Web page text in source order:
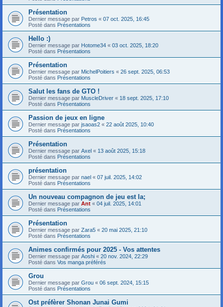
Présentation
Dernier message par Petros « 07 oct. 2025, 16:45
Posté dans Présentations
Hello :)
Dernier message par Hotome34 « 03 oct. 2025, 18:20
Posté dans Présentations
Présentation
Dernier message par MichelPoitiers « 26 sept. 2025, 06:53
Posté dans Présentations
Salut les fans de GTO !
Dernier message par MuscleDriver « 18 sept. 2025, 17:10
Posté dans Présentations
Passion de jeux en ligne
Dernier message par jsaoas2 « 22 août 2025, 10:40
Posté dans Présentations
Présentation
Dernier message par Axel « 13 août 2025, 15:18
Posté dans Présentations
présentation
Dernier message par nael « 07 juil. 2025, 14:02
Posté dans Présentations
Un nouveau compagnon de jeu est la;
Dernier message par Ant « 04 juil. 2025, 14:01
Posté dans Présentations
Présentation
Dernier message par Zara5 « 20 mai 2025, 21:10
Posté dans Présentations
Animes confirmés pour 2025 - Vos attentes
Dernier message par Aoshi « 20 nov. 2024, 22:29
Posté dans Vos manga préférés
Grou
Dernier message par Grou « 06 sept. 2024, 15:15
Posté dans Présentations
Ost préfèrer Shonan Junai Gumi